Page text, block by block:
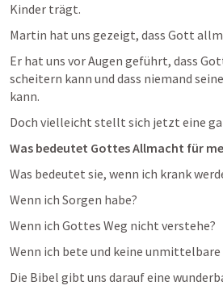
Kinder trägt.
Martin hat uns gezeigt, dass Gott
Er hat uns vor Augen geführt, dass
scheitern kann und dass niemand
kann.
Doch vielleicht stellt sich jetzt eine
Was bedeutet Gottes Allmacht für
Was bedeutet sie, wenn ich krank
Wenn ich Sorgen habe?
Wenn ich Gottes Weg nicht verstehe?
Wenn ich bete und keine
Die Bibel gibt uns darauf eine